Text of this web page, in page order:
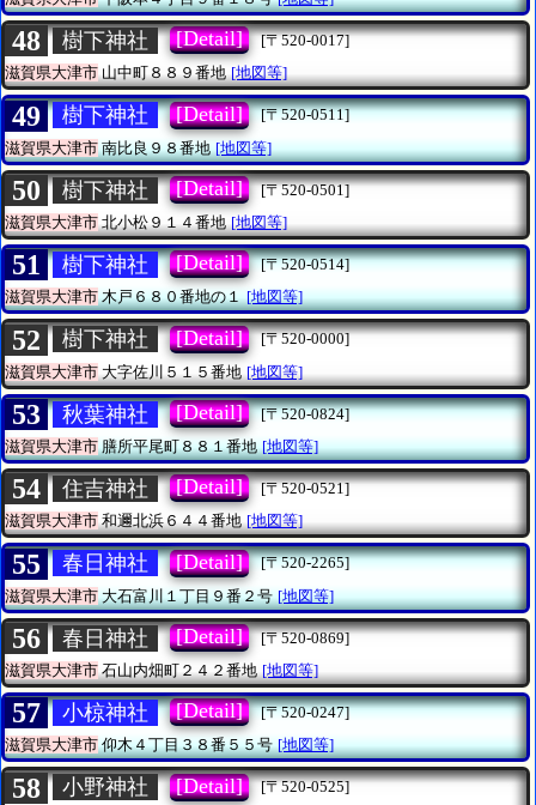
48 樹下神社 [Detail]
[〒520-0017]
滋賀県大津市山中町８８９番地 [地図等]
49 樹下神社 [Detail]
[〒520-0511]
滋賀県大津市南比良９８番地 [地図等]
50 樹下神社 [Detail]
[〒520-0501]
滋賀県大津市北小松９１４番地 [地図等]
51 樹下神社 [Detail]
[〒520-0514]
滋賀県大津市木戸６８０番地の１ [地図等]
52 樹下神社 [Detail]
[〒520-0000]
滋賀県大津市 大字佐川５１５番地 [地図等]
53 秋葉神社 [Detail]
[〒520-0824]
滋賀県大津市膳所平尾町８８１番地 [地図等]
54 住吉神社 [Detail]
[〒520-0521]
滋賀県大津市和邇北浜６４４番地 [地図等]
55 春日神社 [Detail]
[〒520-2265]
滋賀県大津市大石富川１丁目９番２号 [地図等]
56 春日神社 [Detail]
[〒520-0869]
滋賀県大津市石山内畑町２４２番地 [地図等]
57 小椋神社 [Detail]
[〒520-0247]
滋賀県大津市仰木４丁目３８番５５号 [地図等]
58 小野神社 [Detail]
[〒520-0525]